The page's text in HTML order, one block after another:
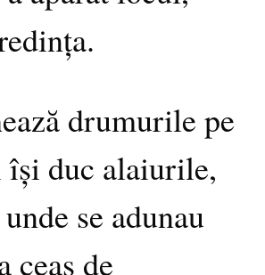
drumurile pe
duc alaiurile,
se adunau
de